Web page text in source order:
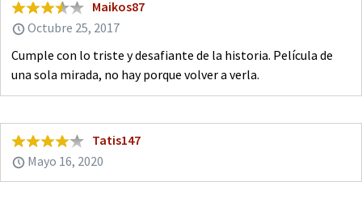
Maikos87
Octubre 25, 2017
Cumple con lo triste y desafiante de la historia. Película de
una sola mirada, no hay porque volver a verla.
Tatis147
Mayo 16, 2020